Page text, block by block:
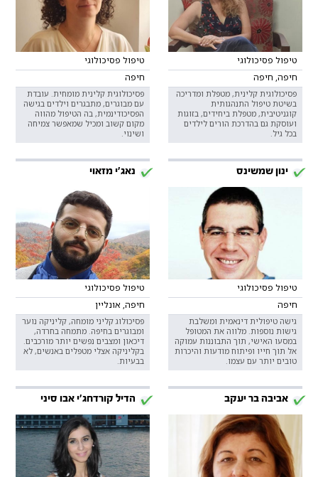
טיפול פסיכולוגי
חיפה, חיפה
פסיכולוגית קלינית, מטפלת ומדריכה
בשיטת טיפול התנהגותית
קוגניטיבית, מטפלת ביחידים, בזוגות
ועוסקת גם בהדרכת הורים לילדים
בכל גיל.
טיפול פסיכולוגי
חיפה
פסיכולוגית קלינית מומחית. עובדת
עם מבוגרים, מתבגרים וילדים בגישה
הפסיכודינמית, בה הטיפול מהווה
מקום קשוב ומכיל שמאפשר צמיחה
ושינוי.
ינון שמשינס
טיפול פסיכולוגי
חיפה
גישה טיפולית דינאמית ומשלבת
גישות נוספות. מלווה את המטופל
במסעו האישי, תוך התבוננות עמוקה
אל תוך חייו ופיתוח מודעות והיכרות
טובים יותר עם עצמו.
נאג׳י מזאוי
טיפול פסיכולוגי
חיפה, אונליין
פסיכולוג קליני מומחה, קליניקה נוער
ומבוגרים בחיפה. מתמחה בחרדה,
דיכאון ומצבים נפשים יותר מורכבים.
בקליניקה אצלי מטפלים באנשים, לא
בבעיות.
אביבה בר יעקב הדיל קורדחג׳י אבו סיני